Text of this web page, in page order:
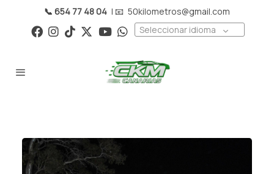
📞 654 77 48 04 | 📧 50kilometros@gmail.com
Seleccionar idioma